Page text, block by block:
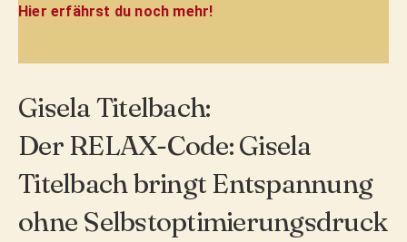
Hier erfährst du noch mehr!
Gisela Titelbach:
Der RELAX-Code: Gisela
Titelbach bringt Entspannung
ohne Selbstoptimierungsdruck